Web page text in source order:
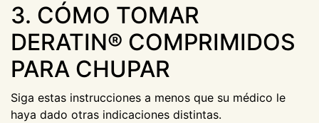
3. CÓMO TOMAR
DERATIN® COMPRIMIDOS
PARA CHUPAR
Siga estas instrucciones a menos que su médico le
haya dado otras indicaciones distintas.